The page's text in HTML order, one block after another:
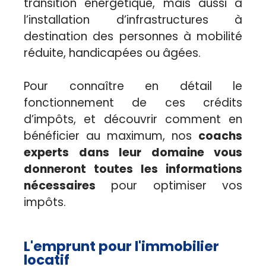
l’installation d’infrastructures à
destination des personnes à mobilité
réduite, handicapées ou âgées.
Pour connaître en détail le
fonctionnement de ces crédits
d’impôts, et découvrir comment en
bénéficier au maximum, nos coachs
experts dans leur domaine vous
donneront toutes les informations
nécessaires pour optimiser vos
impôts.
L'emprunt pour l'immobilier
locatif